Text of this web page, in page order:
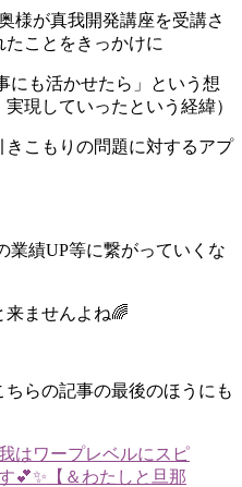
様が真我開発講座を受講さ
ことをきっかけに
にも活かせたら」という想
現していったという経緯）
こもりの問題に対するアプ
業績UP等に繋がっていくな
来ませんよね🌈
らの記事の最後のほうにも
はワープレベルにスピ
💕✨【＆わたしと旦那